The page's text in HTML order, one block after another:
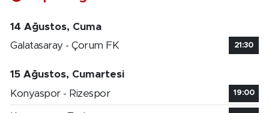
14 Ağustos, Cuma
Galatasaray - Çorum FK
21:30
15 Ağustos, Cumartesi
Konyaspor - Rizespor
19:00